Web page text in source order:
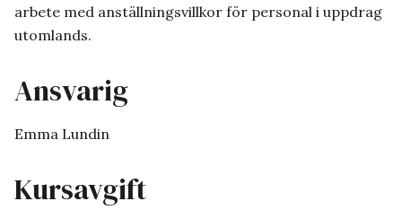
arbete med anställningsvillkor för personal i uppdrag
utomlands.
Ansvarig
Emma Lundin
Kursavgift